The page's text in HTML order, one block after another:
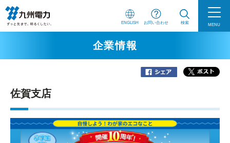
ENGLISH お問い合わせ 検索 MENU
企業情報
佐賀支店